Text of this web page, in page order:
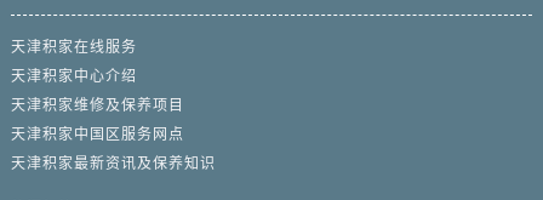
天津积家在线服务
天津积家中心介绍
天津积家维修及保养项目
天津积家中国区服务网点
天津积家最新资讯及保养知识